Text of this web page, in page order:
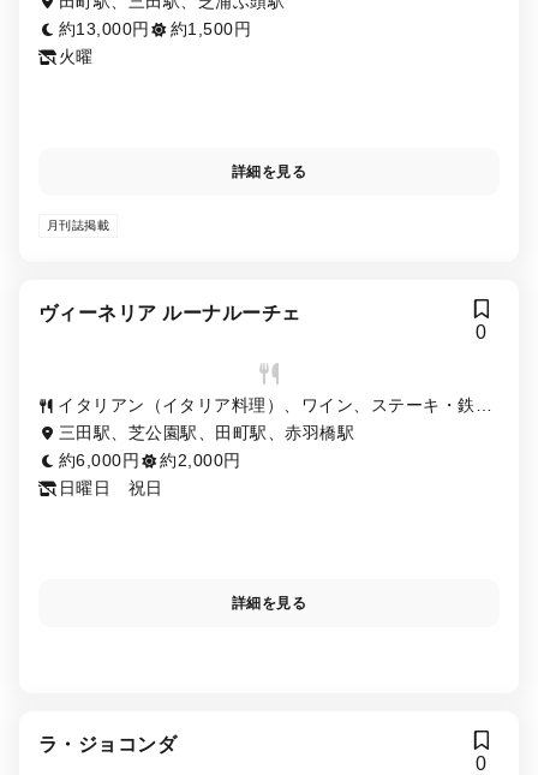
約13,000円
約1,500円
火曜
詳細を見る
月刊誌掲載
ヴィーネリア ルーナルーチェ
0
イタリアン（イタリア料理）、ワイン、ステーキ・鉄板
焼き
三田駅、芝公園駅、田町駅、赤羽橋駅
約6,000円
約2,000円
日曜日 祝日
詳細を見る
ラ・ジョコンダ
0